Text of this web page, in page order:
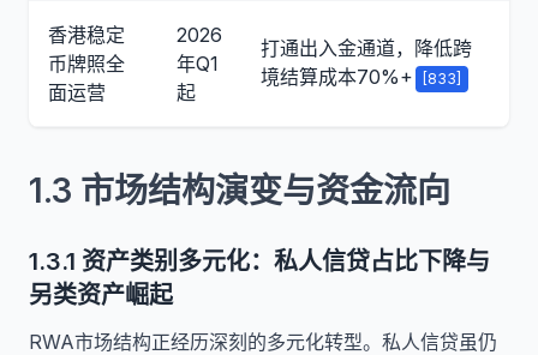
香港稳定
币牌照全
面运营
2026
年Q1
起
打通出入金通道，降低跨
境结算成本70%+
[833]
1.3 市场结构演变与资金流向
1.3.1 资产类别多元化：私人信贷占比下降与
另类资产崛起
RWA市场结构正经历深刻的多元化转型。私人信贷虽仍